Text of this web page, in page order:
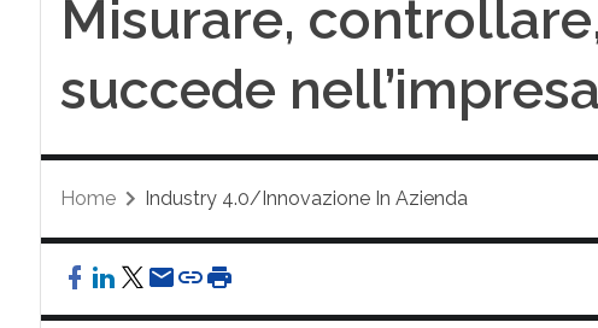
Misurare,
succede
Home Industry 4.0/Innovazione In Azienda